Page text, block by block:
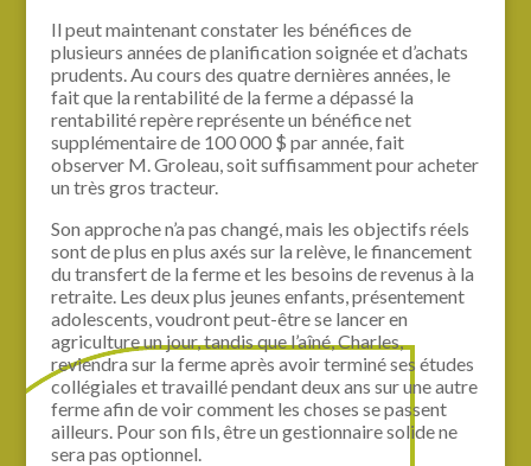
Il peut maintenant constater les bénéfices de
plusieurs années de planification soignée et d’achats
prudents. Au cours des quatre dernières années, le
fait que la rentabilité de la ferme a dépassé la
rentabilité repère représente un bénéfice net
supplémentaire de 100 000 $ par année, fait
observer M. Groleau, soit suffisamment pour acheter
un très gros tracteur.
Son approche n’a pas changé, mais les objectifs réels
sont de plus en plus axés sur la relève, le financement
du transfert de la ferme et les besoins de revenus à la
retraite. Les deux plus jeunes enfants, présentement
adolescents, voudront peut-être se lancer en
agriculture un jour, tandis que l’aîné, Charles,
reviendra sur la ferme après avoir terminé ses études
collégiales et travaillé pendant deux ans sur une autre
ferme afin de voir comment les choses se passent
ailleurs. Pour son fils, être un gestionnaire solide ne
sera pas optionnel.